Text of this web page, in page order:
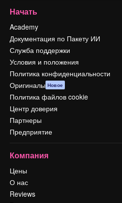
Начать
Academy
Документация по Пакету ИИ
Служба поддержки
Условия и положения
Политика конфиденциальности
Оригиналы Новое
Политика файлов cookie
Центр доверия
Партнеры
Предприятие
Компания
Цены
О нас
Reviews